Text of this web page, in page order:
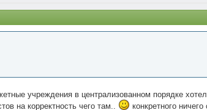
учреждения в централизованном порядке
на корректность чего там..
конкретного